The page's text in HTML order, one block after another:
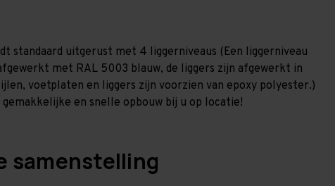
standaard uitgerust met 4 liggerniveaus (Een liggerniveau
met RAL 5003 blauw, de liggers zijn afgewerkt in
voetplaten en liggers zijn voorzien van epoxy polyester.)
en snelle opbouw bij u op locatie!
samenstelling